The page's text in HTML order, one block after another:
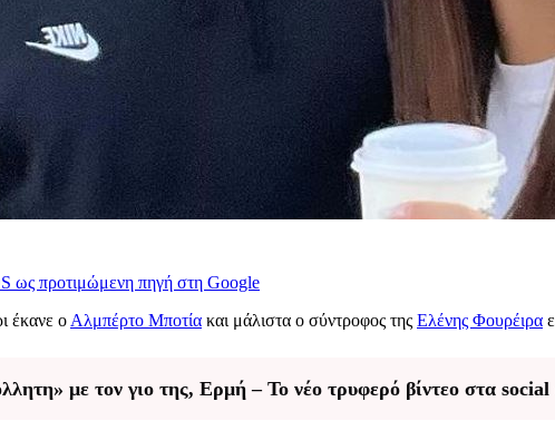
ως προτιμώμενη πηγή στη Google
έκανε ο Αλμπέρτο Μποτία και μάλιστα ο σύντροφος της Ελένης Φουρέιρα
με τον γιο της, Ερμή – Το νέο τρυφερό βίντεο στα